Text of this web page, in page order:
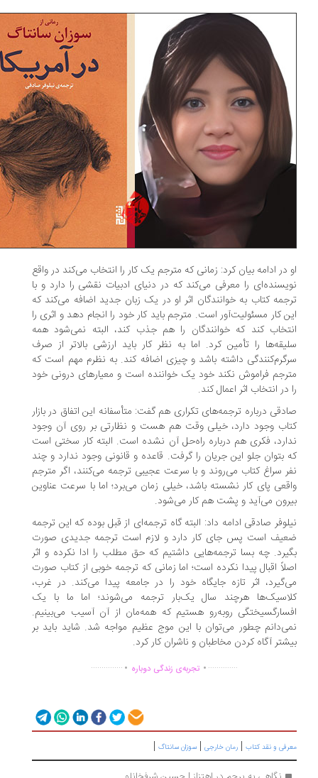
در ادامه بیان کرد: زمانی که مترجم یک کار را انتخاب می‌کند در واقع
را معرفی می‌کند که در دنیای ادبیات نقشی را دارد و با
کتاب به خوانندگان اثر او در یک ‌زبان جدید اضافه می‌کند که
کار مسئولیت‌آور است. مترجم باید کار خود را انجام دهد و اثری را
کند که خوانندگان را هم جذب کند، البته نمی‌شود همه
را تأمین کرد. اما به نظر کار باید ارزشی بالاتر از صرف
داشته باشد و چیزی ‌اضافه کند. به نظرم مهم است که
فراموش نکند خود یک خواننده است و معیارهای درونی خود
در انتخاب اثر اعمال کند.
درباره ترجمه‌های تکراری هم گفت: متأسفانه این اتفاق در بازار
وجود دارد، خیلی وقت هم هست و نظارتی بر روی آن وجود
فکری هم درباره راه‌حل آن نشده است. البته کار سختی است
بتوان جلو این جریان را گرفت. قاعده و قانونی وجود ندارد و چند
سراغ کتاب می‌روند و با سرعت عجیبی ترجمه می‌کنند، اگر مترجم
پای‌ کار نشسته باشد، خیلی زمان می‌برد؛ اما با سرعت عناوین
می‌آید و پشت‌ هم کار می‌شود.
صادقی ادامه داد: البته گاه ترجمه‌ای از قبل بوده که این ترجمه
است پس جای کار دارد و لازم است ترجمه جدیدی صورت
چه ‌بسا ترجمه‌هایی داشتیم که حق مطلب را ادا نکرده و اثر
اقبال پیدا نکرده است؛ اما زمانی که ترجمه خوبی از کتاب صورت
اثر تازه جایگاه خود را در جامعه پیدا می‌کند. در غرب،
هرچند سال یک‌بار ترجمه می‌شوند؛ اما ما با یک
روبه‌رو هستیم که همه‌مان از آن آسیب می‌بینیم.
چطور می‌توان با این موج عظیم مواجه شد. شاید باید بر
آگاه ‌کردن مخاطبان و ناشران کار کرد.
................تجربه‌ی زندگی دوباره ...............
و نقد کتاب|رمان خارجی|سوزان سانتاگ|